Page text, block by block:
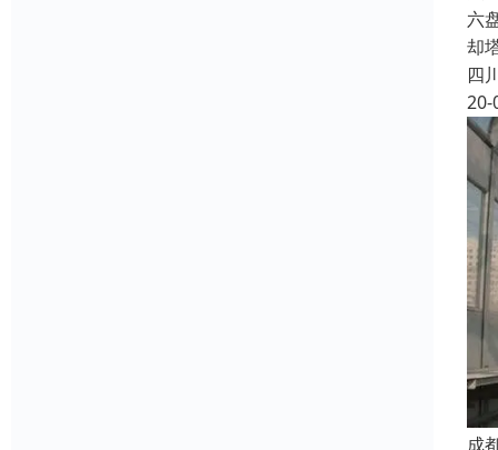
六
却
四
20-
成